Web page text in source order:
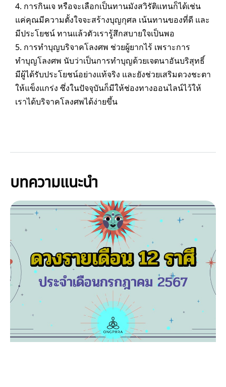
4. การกินเจ หรือจะเลือกเป็นทานมังสวิรัติแทนก็ได้เช่น
แค่คุณมีความตั้งใจจะสร้างบุญกุศล เน้นทานของที่ดี และ
มีประโยชน์ ทานแล้วตัวเรารู้สึกสบายใจเป็นพอ
5. การทำบุญบริจาคโลงศพ ช่วยผู้ยากไร้ เพราะการ
ทำบุญโลงศพ นับว่าเป็นการทำบุญด้วยเจตนาอันบริสุทธิ์
มีผู้ได้รับประโยชน์อย่างแท้จริง และยังช่วยเสริมดวงชะตา
ให้แข็งแกร่ง ซึ่งในปัจจุบันก็มีให้ช่องทางออนไลน์ไว้ให้
เราได้บริจาคโลงศพได้ง่ายขึ้น
บทความแนะนำ